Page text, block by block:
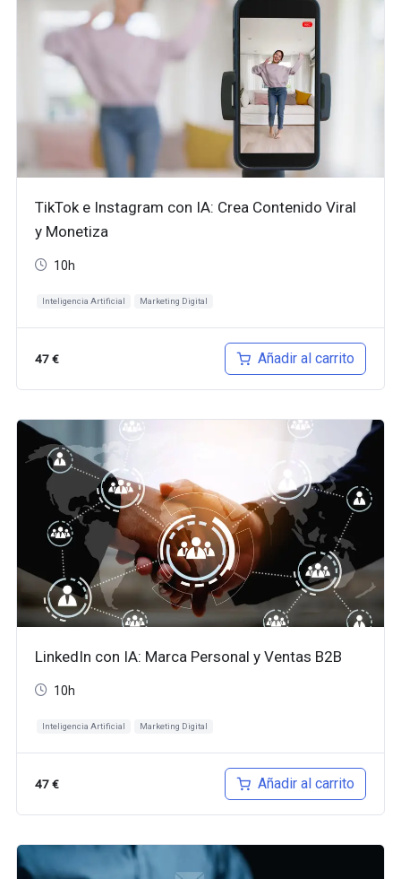
TikTok e Instagram con IA: Crea Contenido Viral
y Monetiza
10h
Inteligencia Artificial Marketing Digital
47€ Añadir al carrito
LinkedIn con IA: Marca Personal y Ventas B2B
10h
Inteligencia Artificial Marketing Digital
47€ Añadir al carrito